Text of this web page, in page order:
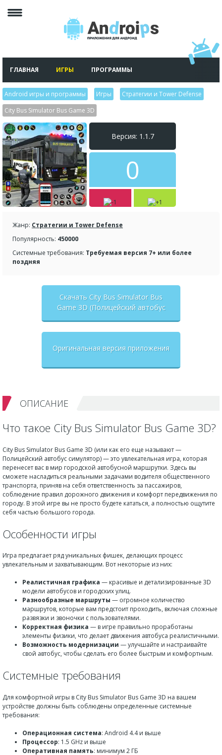
ГЛАВНАЯ ИГРЫ ПРОГРАММЫ
Android игры и программы Игры Стратегии и Tower Defense
City Bus Simulator Bus Game 3D
Версия: 1.1.7
0
Жанр: Стратегии и Tower Defense
Популярность: 450000
Системные требования: Требуемая версия 7+ или более
поздняя
Скачать City Bus Simulator Bus
Game 3D (Полицейский автобус
Оригинальная версия приложения
ОПИСАНИЕ
Что такое City Bus Simulator Bus Game 3D?
City Bus Simulator Bus Game 3D (или как его еще называют —
Полицейский автобус симулятор) — это увлекательная игра, которая
перенесет вас в мир городской автобусной маршрутки. Здесь вы
сможете насладиться реальными задачами водителя общественного
транспорта, приняв на себя ответственность за пассажиров,
соблюдение правил дорожного движения и комфорт передвижения по
городу. В этой игре вы не просто будете кататься, а полностью ощутите
себя частью большого города.
Особенности игры
Игра предлагает ряд уникальных фишек, делающих процесс
увлекательным и захватывающим. Вот некоторые из них:
Реалистичная графика — красивые и детализированные 3D
модели автобусов и городских улиц.
Разнообразные маршруты — огромное количество
маршрутов, которые вам предстоит проходить, включая сложные
развязки и звоночки с пользователями.
Корректная физика — в игре правильно проработаны
элементы физики, что делает движения автобуса реалистичными.
Возможность модернизации — улучшайте и настраивайте
свой автобус, чтобы сделать его более быстрым и комфортным.
Системные требования
Для комфортной игры в City Bus Simulator Bus Game 3D на вашем
устройстве должны быть соблюдены определенные системные
требования:
Операционная система: Android 4.4 и выше
Процессор: 1.5 GHz и выше
Оперативная память: минимум 2 ГБ